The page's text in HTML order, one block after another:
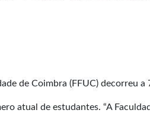
de Coimbra (FFUC) decorreu
atual de estudantes. “A